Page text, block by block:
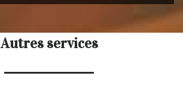
Autres services